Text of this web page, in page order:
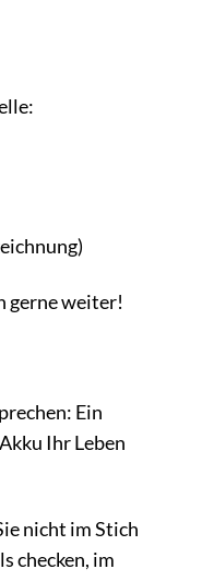
gerne weiter!
Ein
Ihr Leben
nicht im Stich
checken, im